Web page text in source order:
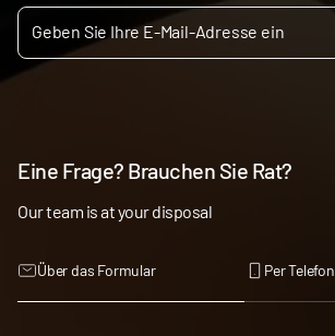
Eine Frage? Brauchen Sie Rat?
Our team is at your disposal
Über das Formular Per Telefon